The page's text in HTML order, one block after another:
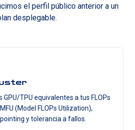
el perfil público anterior a un
desplegable.
GPU/TPU equivalentes a tus FLOPs
(Model FLOPs Utilization),
y tolerancia a fallos.